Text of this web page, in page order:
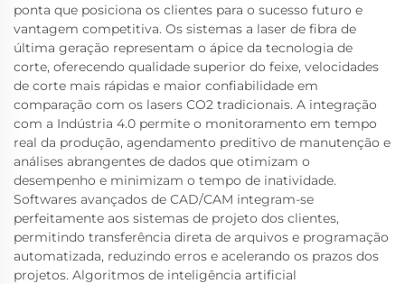
ponta que posiciona os clientes para o sucesso futuro e
vantagem competitiva. Os sistemas a laser de fibra de
última geração representam o ápice da tecnologia de
corte, oferecendo qualidade superior do feixe, velocidades
de corte mais rápidas e maior confiabilidade em
comparação com os lasers CO2 tradicionais. A integração
com a Indústria 4.0 permite o monitoramento em tempo
real da produção, agendamento preditivo de manutenção e
análises abrangentes de dados que otimizam o
desempenho e minimizam o tempo de inatividade.
Softwares avançados de CAD/CAM integram-se
perfeitamente aos sistemas de projeto dos clientes,
permitindo transferência direta de arquivos e programação
automatizada, reduzindo erros e acelerando os prazos dos
projetos. Algoritmos de inteligência artificial